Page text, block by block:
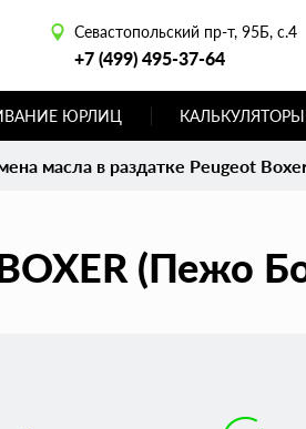
Севастопольский пр-т, 95Б, с.4
+7 (499) 495-37-64
ЮРЛИЦ КАЛЬКУЛЯТОРЫ
масла в раздатке Peugeot
(Пежо